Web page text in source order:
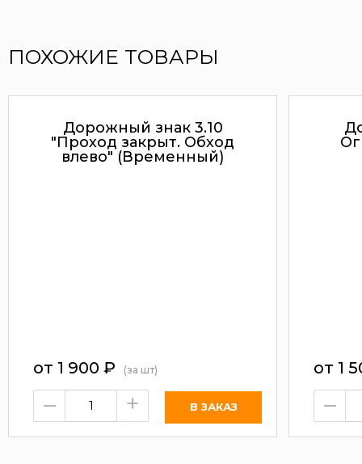
ПОХОЖИЕ ТОВАРЫ
Дорожный знак 3.10
"Проход закрыт. Обход
влево" (Временный)
от 1 900 ₽ (за шт)
– +
от 1
–